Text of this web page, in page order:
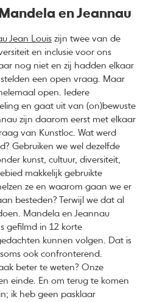
en Jeannau
Jean Louis zijn twee van de
en inclusie voor ons
nog niet en zij hadden elkaar
een open vraag. Maar
open. Iedere
en gaat uit van (on)bewuste
zijn daarom eerst met elkaar
van Kunstloc. Wat werd
Gebruiken we wel dezelfde
kunst, cultuur, diversiteit,
makkelijk gebruikte
ze en waarom gaan we er
besteden? Terwijl we dat al
Mandela en Jeannau
gefilmd in 12 korte
kunnen volgen. Dat is
ook confronterend.
beter te weten? Onze
einde. En om terug te komen
ik heb geen pasklaar